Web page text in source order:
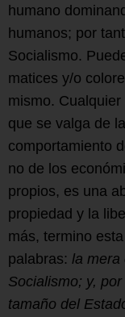
humano
humanos; por
Socialismo.
matices y/o
mismo.
que se valga de
comportamiento
no de los
propios, es una
propiedad y la
más, termino
palabras: la mera
Socialismo; y,
tamaño del